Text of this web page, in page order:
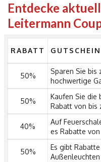
Entdecke
Leitermann
RABATT
50%
Sparen Sie bis
hochwertige
50%
Kaufen Sie die
Rabatt von bis
40%
Auf
es Rabatte
50%
Es gibt
Außenleuchten